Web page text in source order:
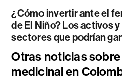
¿Cómo invertir ante el
de El Niño? Los activos y
sectores que podrían
Otras noticias
medicinal en